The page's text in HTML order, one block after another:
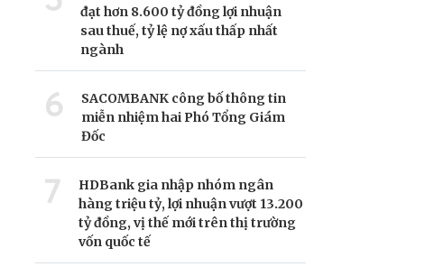
đạt hơn 8.600 tỷ đồng lợi nhuận
sau thuế, tỷ lệ nợ xấu thấp nhất
ngành
6
SACOMBANK công bố thông tin
miễn nhiệm hai Phó Tổng Giám
Đốc
7
HDBank gia nhập nhóm ngân
hàng triệu tỷ, lợi nhuận vượt 13.200
tỷ đồng, vị thế mới trên thị trường
vốn quốc tế